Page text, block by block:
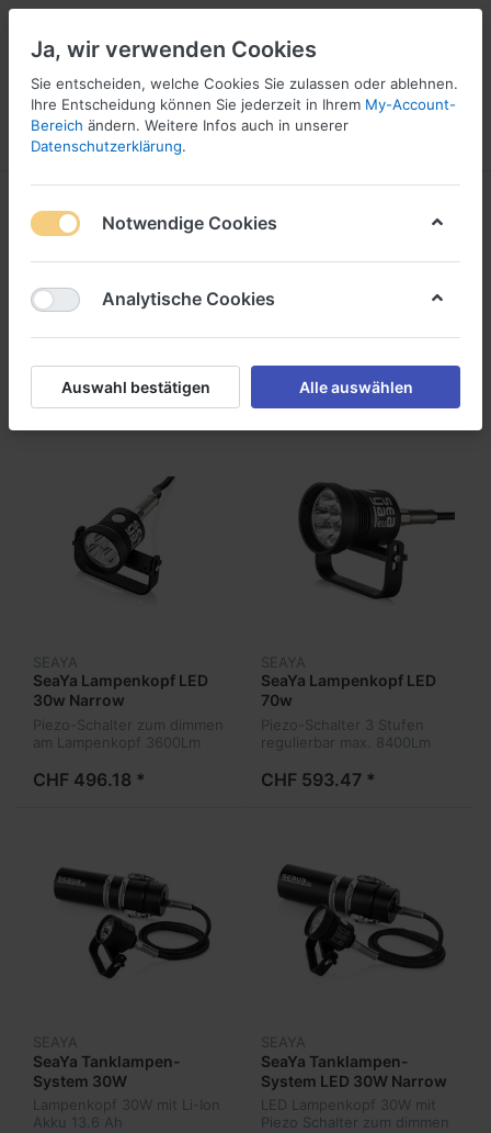
Menü Anmelden
16
SeaYa
Unterwasser Lichtsysteme / Tanklampen
Filtern Sortieren
SEAYA
SeaYa Lampenkopf LED
30w Narrow
Piezo-Schalter zum dimmen
am Lampenkopf 3600Lm
CHF 496.18 *
SEAYA
SeaYa Lampenkopf LED
70w
Piezo-Schalter 3 Stufen
regulierbar max. 8400Lm
CHF 593.47 *
SEAYA
SeaYa Tanklampen-
System 30W
Lampenkopf 30W mit Li-Ion
Akku 13.6 Ah
SEAYA
SeaYa Tanklampen-
System LED 30W Narrow
LED Lampenkopf 30W mit
Piezo Schalter zum dimmen
Ja, wir verwenden Cookies
Sie entscheiden, welche Cookies Sie zulassen oder ablehnen.
Ihre Entscheidung können Sie jederzeit in Ihrem My-Account-
Bereich ändern. Weitere Infos auch in unserer
Datenschutzerklärung.
Notwendige Cookies
Analytische Cookies
Auswahl bestätigen Alle auswählen